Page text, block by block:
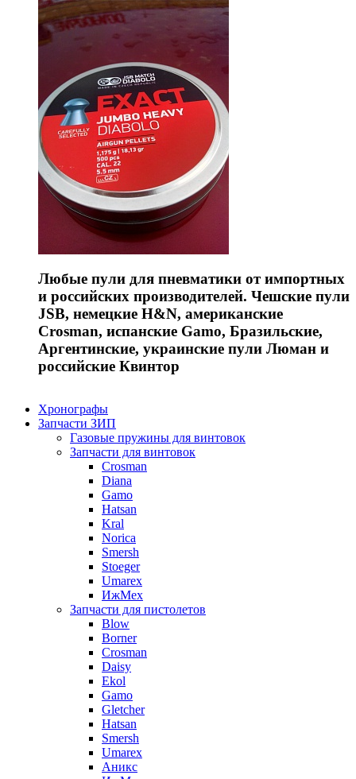
Любые пули для пневматики от импортных
и российских производителей. Чешские пули
JSB, немецкие H&N, американские
Crosman, испанские Gamo, Бразильские,
Аргентинские, украинские пули Люман и
российские Квинтор
Хронографы
Запчасти ЗИП
Газовые пружины для винтовок
Запчасти для винтовок
Crosman
Diana
Gamo
Hatsan
Kral
Norica
Smersh
Stoeger
Umarex
ИжМех
Запчасти для пистолетов
Blow
Borner
Crosman
Daisy
Ekol
Gamo
Gletcher
Hatsan
Smersh
Umarex
Аникс